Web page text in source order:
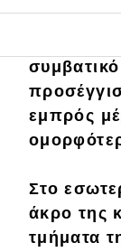
Main
Ελλάδα
είναι
εμπρός
εμπρός
Στο
άκρο της
τμήματα